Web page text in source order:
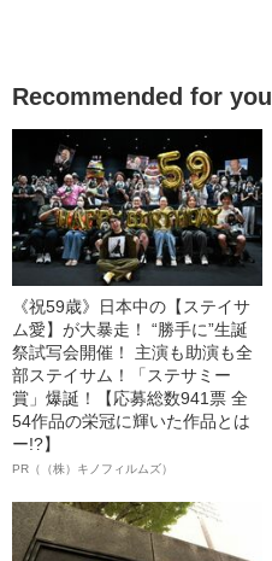
Recommended for you
《祝59歳》日本中の【ステイサ
ム愛】が大暴走！ “勝手に”生誕
祭試写会開催！ 主演も助演も全
部ステイサム！「ステサミー
賞」爆誕！【応募総数941票 全
54作品の栄冠に輝いた作品とは
ー!?】
PR（（株）キノフィルムズ）